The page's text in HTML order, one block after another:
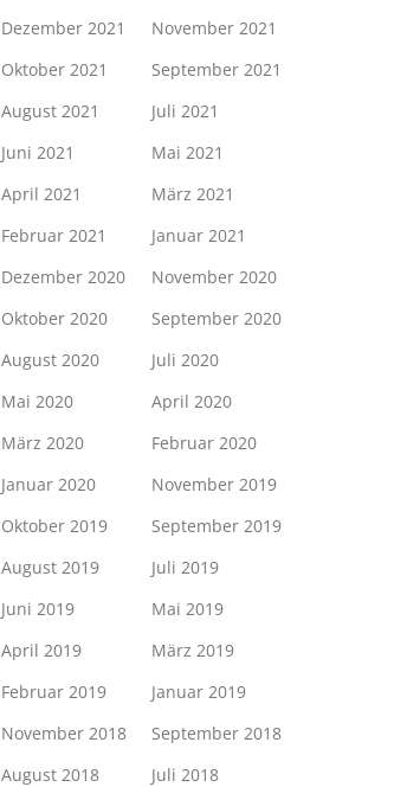
Dezember 2021
November 2021
Oktober 2021
September 2021
August 2021
Juli 2021
Juni 2021
Mai 2021
April 2021
März 2021
Februar 2021
Januar 2021
Dezember 2020
November 2020
Oktober 2020
September 2020
August 2020
Juli 2020
Mai 2020
April 2020
März 2020
Februar 2020
Januar 2020
November 2019
Oktober 2019
September 2019
August 2019
Juli 2019
Juni 2019
Mai 2019
April 2019
März 2019
Februar 2019
Januar 2019
November 2018
September 2018
August 2018
Juli 2018